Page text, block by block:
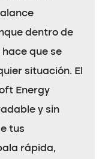
dentro de
que se
situación. El
Energy
y sin
tus
rápida,